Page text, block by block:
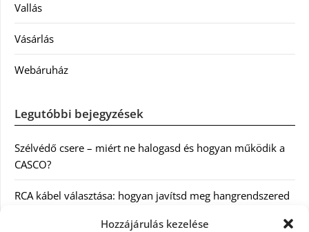
Hozzájárulás kezelése
Vallás
Vásárlás
Webáruház
Legutóbbi bejegyzések
Szélvédő csere – miért ne halogasd és hogyan működik a
CASCO?
RCA kábel választása: hogyan javítsd meg hangrendszered